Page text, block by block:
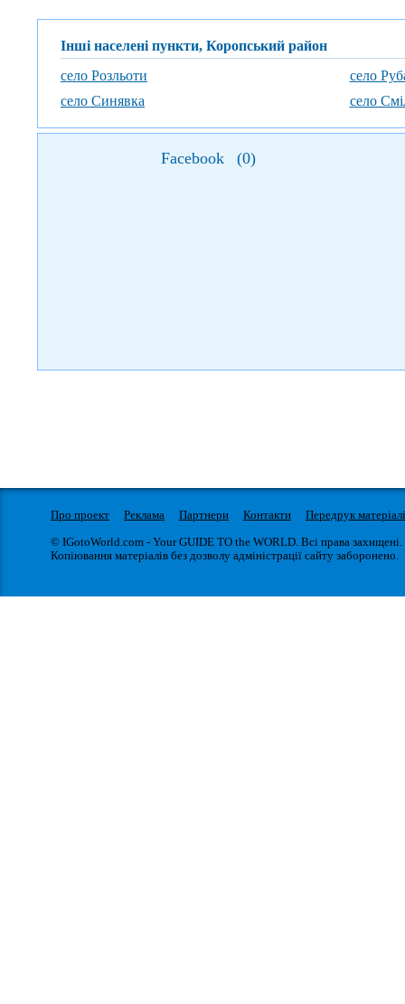
Інші населені пункти, Коропський район
село Розльоти
село
село Синявка
село
Facebook (0)
Про проект Реклама Партнери Контакти
Передрук
© IGotoWorld.com - Your GUIDE TO the WORLD. Всі права захищені.
Копіювання матеріалів без дозволу адміністрації сайту заборонено.